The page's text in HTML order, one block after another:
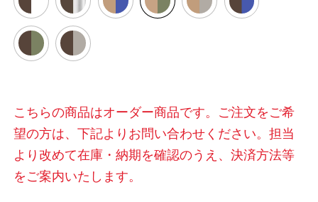
こちらの商品はオーダー商品です。ご注文をご希
望の方は、下記よりお問い合わせください。担当
より改めて在庫・納期を確認のうえ、決済方法等
をご案内いたします。